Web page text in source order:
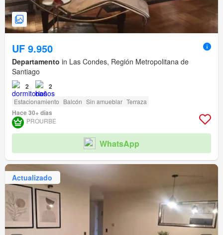
UF 9.950
Departamento in Las Condes, Región Metropolitana de
Santiago
2 2
Estacionamiento Balcón Sin amueblar Terraza
Hace 30+ días
PROURBE
WhatsApp
Actualizado